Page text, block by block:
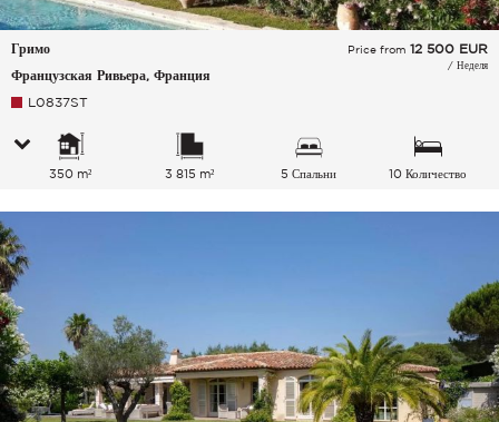
Гримо
Французская Ривьера, Франция
Price from 12 500 EUR
/ Неделя
L0837ST
350 m² 3 815 m² 5 Спальни
10 Количество